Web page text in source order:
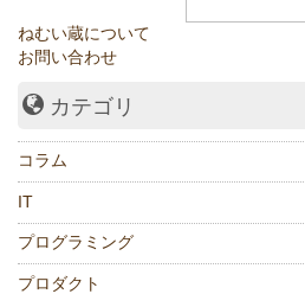
ねむい蔵について
お問い合わせ
カテゴリ
コラム
IT
プログラミング
プロダクト